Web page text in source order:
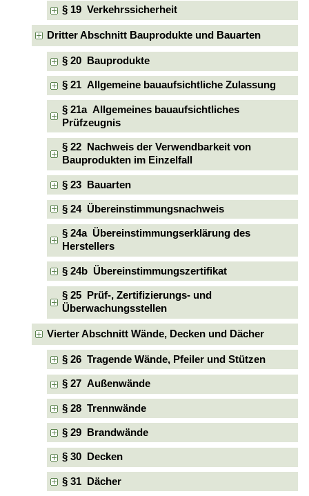
§ 19 Verkehrssicherheit
Dritter Abschnitt Bauprodukte und Bauarten
§ 20 Bauprodukte
§ 21 Allgemeine bauaufsichtliche Zulassung
§ 21a Allgemeines bauaufsichtliches
Prüfzeugnis
§ 22 Nachweis der Verwendbarkeit von
Bauprodukten im Einzelfall
§ 23 Bauarten
§ 24 Übereinstimmungsnachweis
§ 24a Übereinstimmungserklärung des
Herstellers
§ 24b Übereinstimmungszertifikat
§ 25 Prüf-, Zertifizierungs- und
Überwachungsstellen
Vierter Abschnitt Wände, Decken und Dächer
§ 26 Tragende Wände, Pfeiler und Stützen
§ 27 Außenwände
§ 28 Trennwände
§ 29 Brandwände
§ 30 Decken
§ 31 Dächer